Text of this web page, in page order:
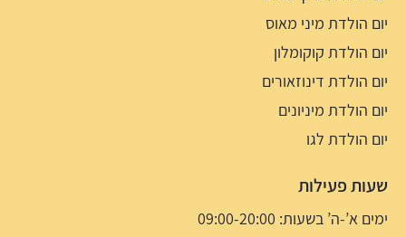
יום הולדת מיני מאוס
יום הולדת קוקומלון
יום הולדת דינוזאורים
יום הולדת מיניונים
יום הולדת לגו
שעות פעילות
ימים א’-ה’ בשעות: 09:00-20:00